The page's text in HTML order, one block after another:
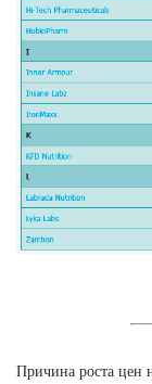
Причина роста цен